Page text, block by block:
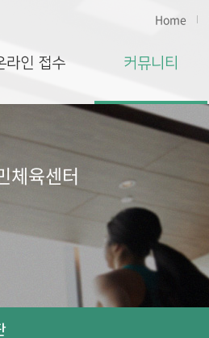
Home
라인 접수 커뮤니티
체육센터